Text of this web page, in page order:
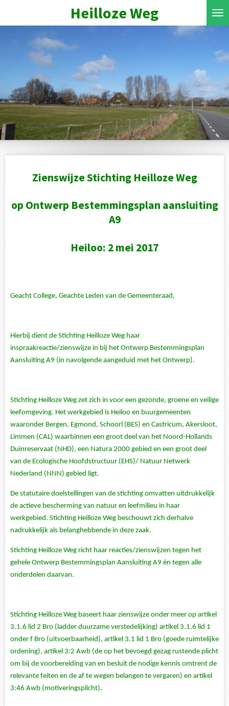
Heilloze Weg
Zienswijze Stichting Heilloze Weg
op Ontwerp Bestemmingsplan aansluiting
A9
Heiloo: 2 mei 2017
Geacht College, Geachte Leden van de Gemeenteraad,
Hierbij dient de Stichting Heilloze Weg haar
inspraakreactie/zienswijze in bij het Ontwerp Bestemmingsplan
Aansluiting A9 (in navolgende aangeduid met het Ontwerp).
Stichting Heilloze Weg zet zich in voor een gezonde, groene en veilige
leefomgeving. Het werkgebied is Heiloo en buurgemeenten
waaronder Bergen, Egmond, Schoorl (BES) en Castricum, Akersloot,
Limmen (CAL) waarbinnen een groot deel van het Noord-Hollands
Duinreservaat (NHD), een Natura 2000 gebied en een groot deel
van de Ecologische Hoofdstructuur (EHS)/ Natuur Netwerk
Nederland (NNN) gebied ligt.
De statutaire doelstellingen van de stichting omvatten uitdrukkelijk
de actieve bescherming van natuur en leefmilieu in haar
werkgebied. Stichting Heilloze Weg beschouwt zich derhalve
nadrukkelijk als belanghebbende in deze zaak.
Stichting Heilloze Weg richt haar reacties/zienswijzen tegen het
gehele Ontwerp Bestemmingsplan Aansluiting A9 én tegen alle
onderdelen daarvan.
Stichting Heilloze Weg baseert haar zienswijze onder meer op artikel
3.1.6 lid 2 Bro (ladder duurzame verstedelijking) artikel 3.1.6 lid 1
onder f Bro (uitvoerbaarheid), artikel 3.1 lid 1 Bro (goede ruimtelijke
ordening), artikel 3:2 Awb (de op het bevoegd gezag rustende plicht
om bij de voorbereiding van en besluit de nodige kennis omtrent de
relevante feiten en de af te wegen belangen te vergaren) en artikel
3:46 Awb (motiveringsplicht).